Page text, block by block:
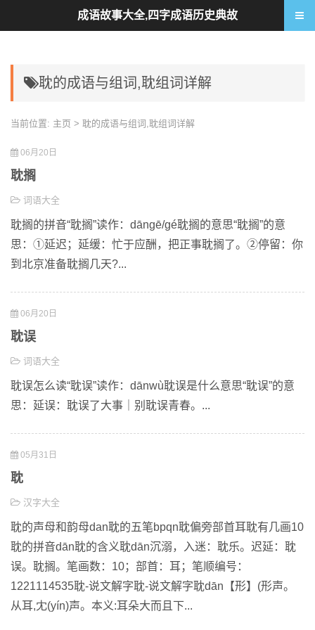
耽的成语与组词,耽组词详解
当前位置: 主页 > 耽的成语与组词,耽组词详解
06月20日
耽搁
词语大全
耽搁的拼音“耽搁”读作：dāngē/gé耽搁的意思“耽搁”的意
思：①延迟；延缓：忙于应酬，把正事耽搁了。②停留：你
到北京准备耽搁几天?...
06月20日
耽误
词语大全
耽误怎么读“耽误”读作：dānwù耽误是什么意思“耽误”的意
思：延误：耽误了大事｜别耽误青春。...
05月31日
耽
汉字大全
耽的声母和韵母dan耽的五笔bpqn耽偏旁部首耳耽有几画10
耽的拼音dān耽的含义耽dān沉溺，入迷：耽乐。迟延：耽
误。耽搁。笔画数：10；部首：耳；笔顺编号：
1221114535耽-说文解字耽-说文解字耽dān【形】(形声。
从耳,冘(yín)声。本义:耳朵大而且下...
成语故事大全,四字成语历史典故